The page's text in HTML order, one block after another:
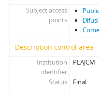
Subject access
points
Description control area
Institution
identifier
PEAJCM
Status
Final